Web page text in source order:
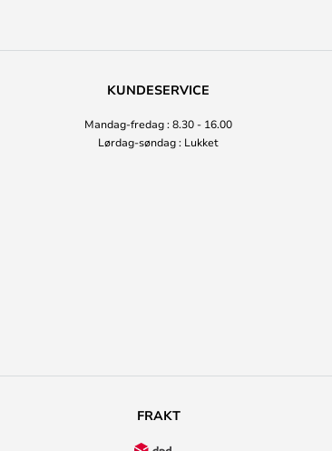
KUNDESERVICE
Mandag-fredag : 8.30 - 16.00
Lørdag-søndag : Lukket
FRAKT